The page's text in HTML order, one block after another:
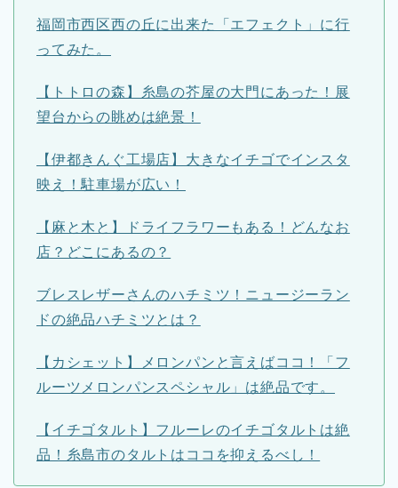
福岡市西区西の丘に出来た「エフェクト」に行
ってみた。
【トトロの森】糸島の芥屋の大門にあった！展
望台からの眺めは絶景！
【伊都きんぐ工場店】大きなイチゴでインスタ
映え！駐車場が広い！
【麻と木と】ドライフラワーもある！どんなお
店？どこにあるの？
ブレスレザーさんのハチミツ！ニュージーラン
ドの絶品ハチミツとは？
【カシェット】メロンパンと言えばココ！「フ
ルーツメロンパンスペシャル」は絶品です。
【イチゴタルト】フルーレのイチゴタルトは絶
品！糸島市のタルトはココを抑えるべし！